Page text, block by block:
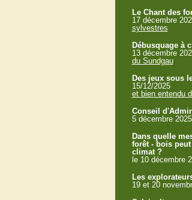
Le Chant des
17 décembre
sylvestres
Débusquage à
13 décembre
du Sundgau
Des jeux sous
15/12/2025
et bien entendu
Conseil
5 décembre 2025
Dans quelle
forêt - bois
climat ?
le 10 décembre
Les
19 et 20